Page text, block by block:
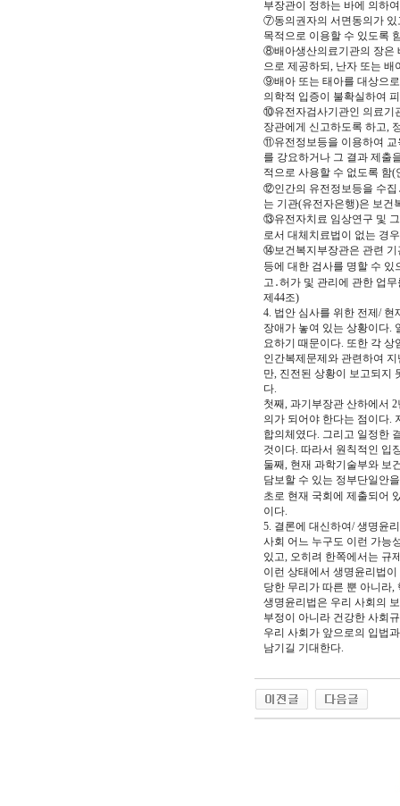
부장관이 정하는 바에 의하
⑦동의권자의 서면동의가 있
목적으로 이용할 수 있도록
⑧배아생산의료기관의 장은
으로 제공하되, 난자 또는 배
⑨배아 또는 태아를 대상으
의학적 입증이 불확실하여
⑩유전자검사기관인 의료기
장관에게 신고하도록 하고,
⑪유전정보등을 이용하여 교
를 강요하거나 그 결과 제출
적으로 사용할 수 없도록 함(
⑫인간의 유전정보등을 수집
는 기관(유전자은행)은 보건
⑬유전자치료 임상연구 및
로서 대체치료법이 없는 경
⑭보건복지부장관은 관련 기
등에 대한 검사를 명할 수
고․허가 및 관리에 관한 업
제44조)
4. 법안 심사를 위한 전제/
장애가 놓여 있는 상황이다.
요하기 때문이다. 또한 각
인간복제문제와 관련하여
만, 진전된 상황이 보고되지
다.
첫째, 과기부장관 산하에서
의가 되어야 한다는 점이다.
합의체였다. 그리고 일정한
것이다. 따라서 원칙적인 입
둘째, 현재 과학기술부와 보
담보할 수 있는 정부단일안
초로 현재 국회에 제출되어
이다.
5. 결론에 대신하여/ 생명윤
사회 어느 누구도 이런 가능
있고, 오히려 한쪽에서는 규
이런 상태에서 생명윤리법
당한 무리가 따른 뿐 아니라,
생명윤리법은 우리 사회의
부정이 아니라 건강한 사회
우리 사회가 앞으로의 입법
남기길 기대한다.